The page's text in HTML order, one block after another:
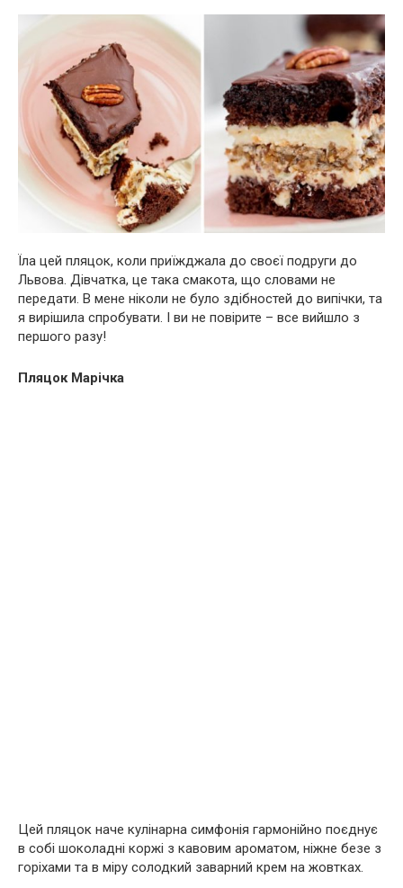
Їла цей пляцок, коли приїжджала до своєї подруги до
Львова. Дівчатка, це така смакота, що словами не
передати. В мене ніколи не було здібностей до випічки, та
я вирішила спробувати. І ви не повірите – все вийшло з
першого разу!
Пляцок Марічка
Цей пляцок наче кулінарна симфонія гармонійно поєднує
в собі шоколадні коржі з кавовим ароматом, ніжне безе з
горіхами та в міру солодкий заварний крем на жовтках.